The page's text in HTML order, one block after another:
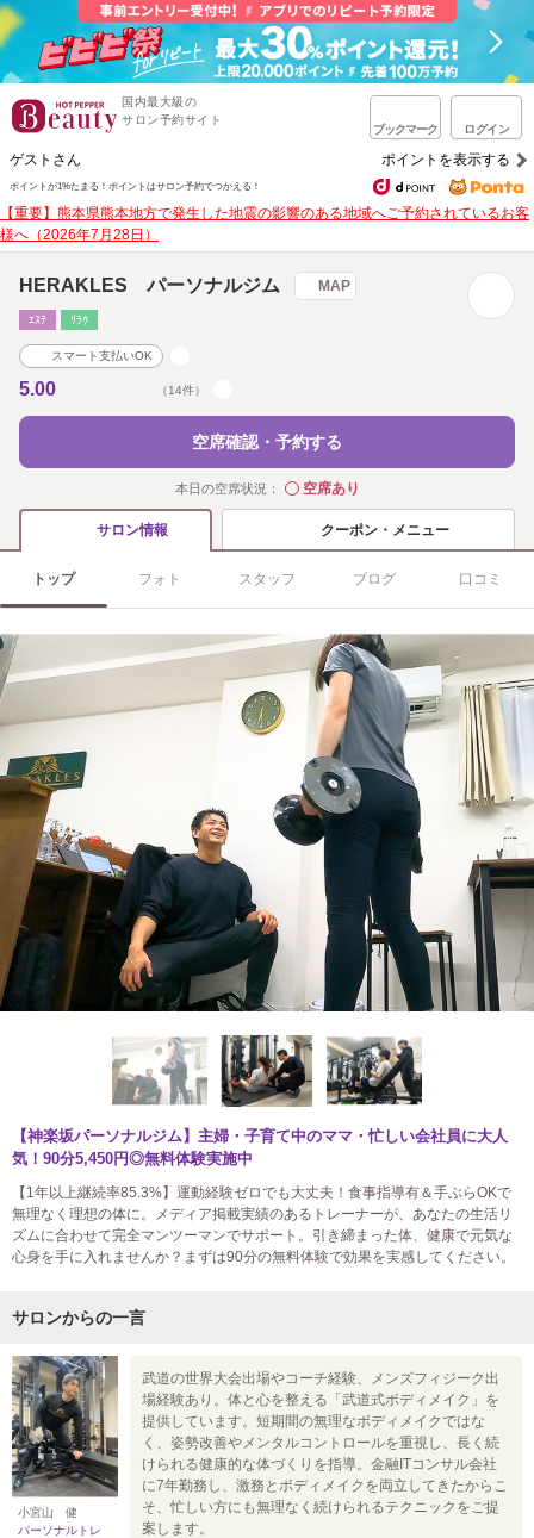
国内最大級の
サロン予約サイト
ブックマーク ログイン
ゲストさん ポイントを表示する
ポイントが1%たまる！ ポイントはサロン予約でつかえる！
【重要】熊本県熊本地方で発生した地震の影響のある地域へご予約されているお客
様へ（2026年7月28日）
HERAKLES パーソナルジム MAP
ｴｽﾃ ﾘﾗｸ
スマート支払いOK
5.00 （14件）
空席確認・予約する
本日の空席状況： ◯空席あり
サロン情報 クーポン・メニュー
トップ フォト スタッフ ブログ 口コミ
【神楽坂パーソナルジム】主婦・子育て中のママ・忙しい会社員に大人
気！90分5,450円◎無料体験実施中
【1年以上継続率85.3%】運動経験ゼロでも大丈夫！食事指導有＆手ぶらOKで
無理なく理想の体に。メディア掲載実績のあるトレーナーが、あなたの生活リ
ズムに合わせて完全マンツーマンでサポート。引き締まった体、健康で元気な
心身を手に入れませんか？まずは90分の無料体験で効果を実感してください。
サロンからの一言
小宮山 健
パーソナルトレ
武道の世界大会出場やコーチ経験、メンズフィジーク出
場経験あり。体と心を整える「武道式ボディメイク」を
提供しています。短期間の無理なボディメイクではな
く、姿勢改善やメンタルコントロールを重視し、長く続
けられる健康的な体づくりを指導。金融ITコンサル会社
に7年勤務し、激務とボディメイクを両立してきたからこ
そ、忙しい方にも無理なく続けられるテクニックをご提
案します。